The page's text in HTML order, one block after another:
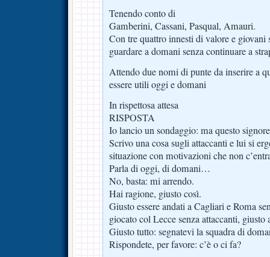
Tenendo conto di
Gamberini, Cassani, Pasqual, Amauri.
Con tre quattro innesti di valore e giovani
guardare a domani senza continuare a
Attendo due nomi di punte da inserire a
essere utili oggi e domani
In rispettosa attesa
RISPOSTA
Io lancio un sondaggio: ma questo
Scrivo una cosa sugli attaccanti e lui si
situazione con motivazioni che non
Parla di oggi, di domani…
No, basta: mi arrendo.
Hai ragione, giusto così.
Giusto essere andati a Cagliari e Roma
giocato col Lecce senza attaccanti, giusto
Giusto tutto: segnatevi la squadra di
Rispondete, per favore: c’è o ci fa?